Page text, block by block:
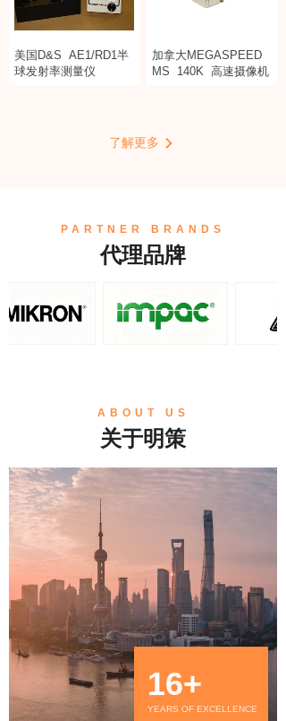
美国D&S AE1/RD1半
球发射率测量仪
加拿大MEGASPEED
MS
140K 高速摄像机
了解更多
PARTNER BRANDS
代理品牌
ABOUT US
关于明策
16+
YEARS OF EXCELLENCE